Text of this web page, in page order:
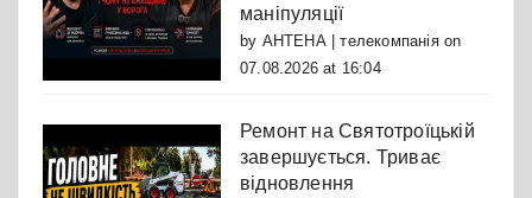
маніпуляції
by АНТЕНА | телекомпаніяon
07.08.2026 at 16:04
Ремонт на Святотроїцькій
завершується. Триває
відновлення